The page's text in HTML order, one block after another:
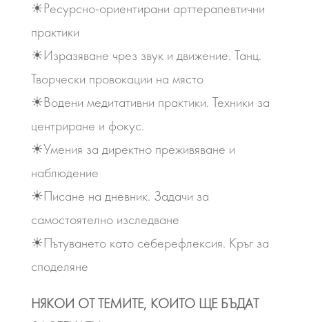
☀Ресурсно-ориентирани арттерапевтични
практики
☀Изразяване чрез звук и движение. Танц.
Творчески провокации на място
☀Водени медитативни практики. Техники за
центриране и фокус.
☀Умения за директно преживяване и
наблюдение
☀Писане на дневник. Задачи за
самостоятелно изследване
☀Пътуването като себерефлексия. Кръг за
споделяне
НЯКОИ ОТ ТЕМИТЕ, КОИТО ЩЕ БЪДАТ